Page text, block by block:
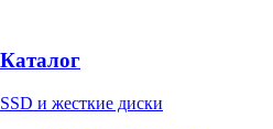
Каталог
SSD и жесткие диски